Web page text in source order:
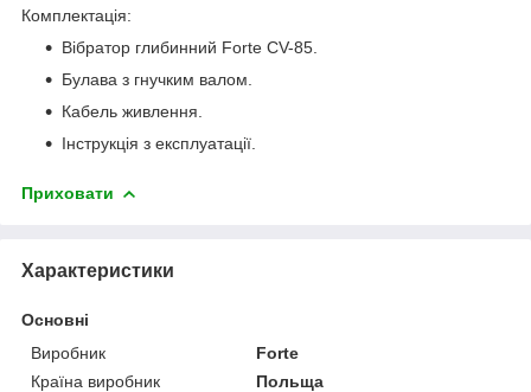
Комплектація:
Вібратор глибинний Forte CV-85.
Булава з гнучким валом.
Кабель живлення.
Інструкція з експлуатації.
Приховати
Характеристики
Основні
Виробник
Forte
Країна виробник
Польща